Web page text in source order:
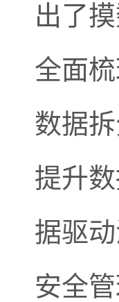
出了
全面
数据
提升
据驱
安全